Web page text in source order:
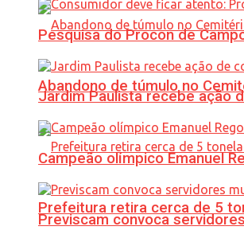
Abandono de túmulo no
Prefeitura retira cerca de 5
Pesquisa do Procon de
Jardim Paulista recebe ação
Campeão olímpico Emanuel
Previscam convoca